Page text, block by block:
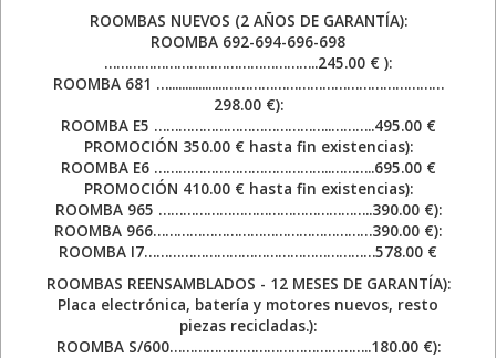
ROOMBAS NUEVOS (2 AÑOS DE GARANTÍA):
ROOMBA 692-694-696-698
……………………………………………..245.00 € ):
ROOMBA 681 ….................………………………………………………
298.00 €):
ROOMBA E5 ……………………………………..………..495.00 €
PROMOCIÓN 350.00 € hasta fin existencias):
ROOMBA E6 ……………………………………..………..695.00 €
PROMOCIÓN 410.00 € hasta fin existencias):
ROOMBA 965 ……………………………………………..390.00 €):
ROOMBA 966………………………………………………390.00 €):
ROOMBA I7…………………………………………………578.00 €
ROOMBAS REENSAMBLADOS - 12 MESES DE GARANTÍA):
Placa electrónica, batería y motores nuevos, resto
piezas recicladas.):
ROOMBA S/600…………………………………………..180.00 €):